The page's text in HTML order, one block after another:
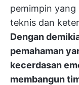
pemimpin yang
teknis dan
Dengan
pemahaman
kecerdasan
membangun